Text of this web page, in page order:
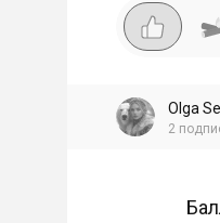
Olga
2